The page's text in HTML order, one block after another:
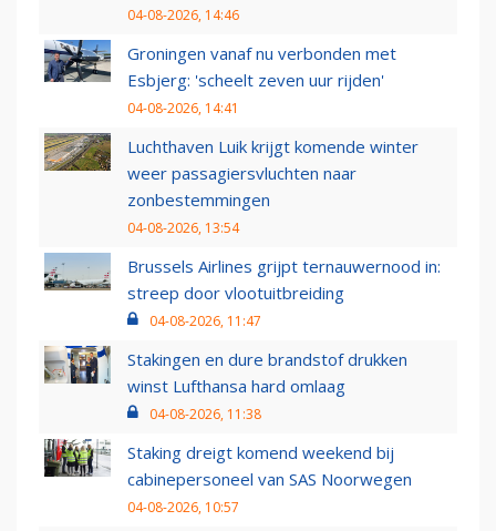
04-08-2026, 14:46
Groningen vanaf nu verbonden met
Esbjerg: 'scheelt zeven uur rijden'
04-08-2026, 14:41
Luchthaven Luik krijgt komende winter
weer passagiersvluchten naar
zonbestemmingen
04-08-2026, 13:54
Brussels Airlines grijpt ternauwernood in:
streep door vlootuitbreiding
04-08-2026, 11:47
Stakingen en dure brandstof drukken
winst Lufthansa hard omlaag
04-08-2026, 11:38
Staking dreigt komend weekend bij
cabinepersoneel van SAS Noorwegen
04-08-2026, 10:57